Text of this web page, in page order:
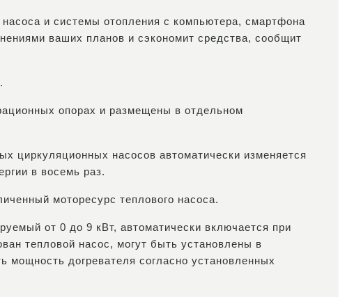
и системы отопления с компьютера, смартфона
ваших планов и сэкономит средства, сообщит
опорах и размещены в отдельном
циркуляционных насосов автоматически изменяется
в восемь раз.
моторесурс теплового насоса.
от 0 до 9 кВт, автоматически включается при
тепловой насос, могут быть установлены в
мощность догревателя согласно установленных